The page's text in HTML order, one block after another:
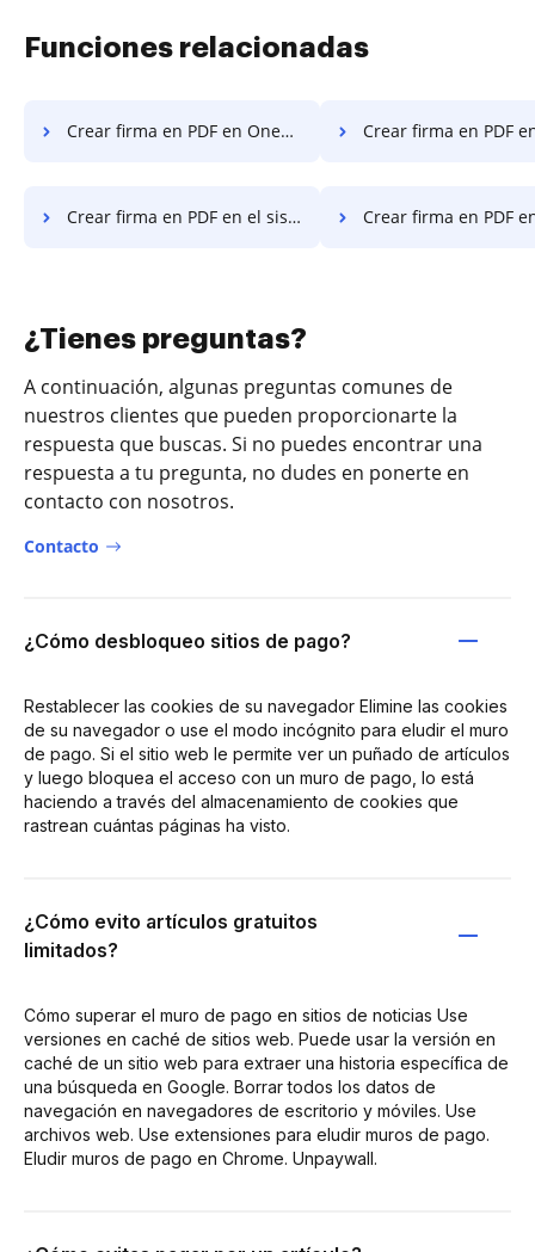
Funciones relacionadas
Crear firma en PDF en OnePlus Crear firma en PDF
Crear firma en PDF en el sistema operativo móvil de Microsoft Crear firma en PDF en
¿Tienes preguntas?
A continuación, algunas preguntas comunes de
nuestros clientes que pueden proporcionarte la
respuesta que buscas. Si no puedes encontrar una
respuesta a tu pregunta, no dudes en ponerte en
contacto con nosotros.
Contacto
¿Cómo desbloqueo sitios de pago?
Restablecer las cookies de su navegador Elimine las cookies
de su navegador o use el modo incógnito para eludir el muro
de pago. Si el sitio web le permite ver un puñado de artículos
y luego bloquea el acceso con un muro de pago, lo está
haciendo a través del almacenamiento de cookies que
rastrean cuántas páginas ha visto.
¿Cómo evito artículos gratuitos
limitados?
Cómo superar el muro de pago en sitios de noticias Use
versiones en caché de sitios web. Puede usar la versión en
caché de un sitio web para extraer una historia específica de
una búsqueda en Google. Borrar todos los datos de
navegación en navegadores de escritorio y móviles. Use
archivos web. Use extensiones para eludir muros de pago.
Eludir muros de pago en Chrome. Unpaywall.